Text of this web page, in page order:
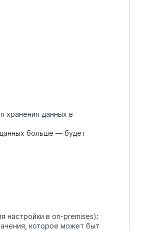
хранения данных в
больше — будет
настройки в on-premises):
которое может быт